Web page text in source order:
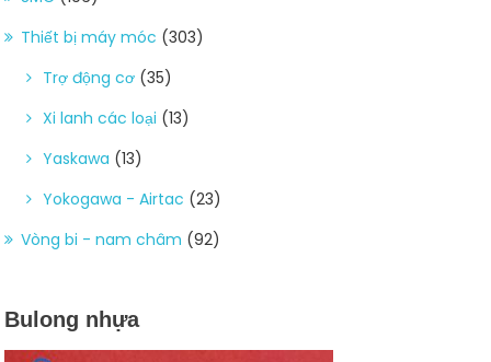
Thiết bị máy móc (303)
Trợ động cơ (35)
Xi lanh các loại (13)
Yaskawa (13)
Yokogawa - Airtac (23)
Vòng bi - nam châm (92)
Bulong nhựa